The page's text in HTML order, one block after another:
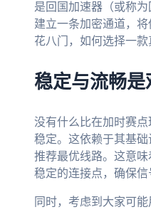
是回国加速器（或称
建立一条加密通道，
花八门，如何选择一
稳定与流畅
没有什么比在加时赛
稳定。这依赖于其基
推荐最优线路。这意
稳定的连接点，确保信
同时，考虑到大家可